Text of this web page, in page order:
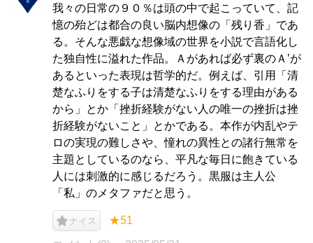
我々の日常の９０％は頭の中で起こっていて、記
憶の殆どは都合の良い脳内想像の「残り香」であ
る。そんな悪戯な想像域の世界を小説で言語化し
た独自性に溢れた作品。Ａがあれば必ず裏のＡ’が
あるといった表現は哲学的だ。例えば、引用「清
楚なふりをする子は清楚なふりをする理由がある
から」とか「挫折経験がない人の唯一の挫折は挫
折経験がないこと」とかである。本作が内乱やテ
ロの実現の難しさや、憧れの異性との諸行無常を
主題としているのなら、平凡な毎日に飽きている
人には刺激的に感じるだろう。黒服は主人公
「私」のメタファだと思う。
ナイス ★51